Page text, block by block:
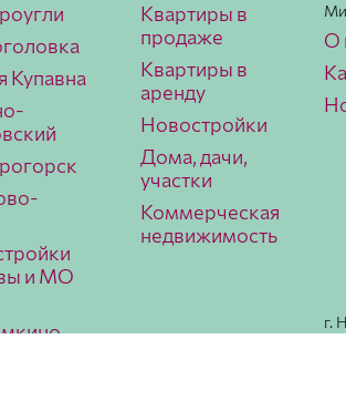
Купавна
и МО
Квартиры в
продаже
Квартиры в
аренду
Новостройки
Дома, дачи,
участки
Коммерческая
недвижимость
О
г.